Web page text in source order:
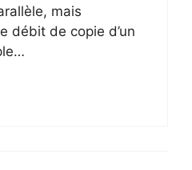
mais
débit de copie d’un